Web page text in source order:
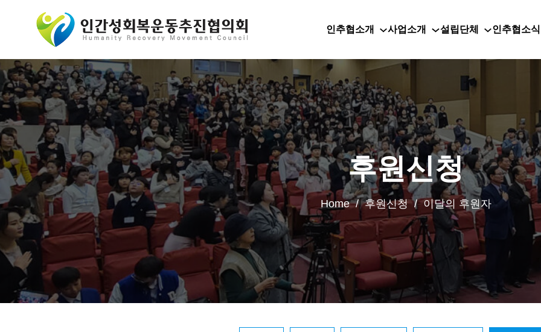
로
바
로
가
기
인추협소개 사업소개 설립단체 인추협소식
후원신청
Home / 후원신청 / 이달의 후원자